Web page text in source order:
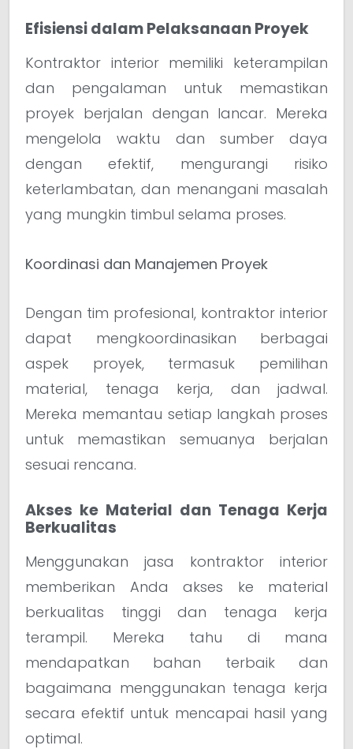
Efisiensi dalam Pelaksanaan Proyek
Kontraktor interior memiliki keterampilan
dan pengalaman untuk memastikan
proyek berjalan dengan lancar. Mereka
mengelola waktu dan sumber daya
dengan efektif, mengurangi risiko
keterlambatan, dan menangani masalah
yang mungkin timbul selama proses.
Koordinasi dan Manajemen Proyek
Dengan tim profesional, kontraktor interior
dapat mengkoordinasikan berbagai
aspek proyek, termasuk pemilihan
material, tenaga kerja, dan jadwal.
Mereka memantau setiap langkah proses
untuk memastikan semuanya berjalan
sesuai rencana.
Akses ke Material dan Tenaga Kerja
Berkualitas
Menggunakan jasa kontraktor interior
memberikan Anda akses ke material
berkualitas tinggi dan tenaga kerja
terampil. Mereka tahu di mana
mendapatkan bahan terbaik dan
bagaimana menggunakan tenaga kerja
secara efektif untuk mencapai hasil yang
optimal.